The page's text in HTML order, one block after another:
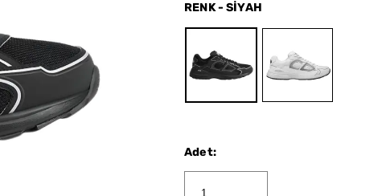
RENK-SİYAH
Adet: